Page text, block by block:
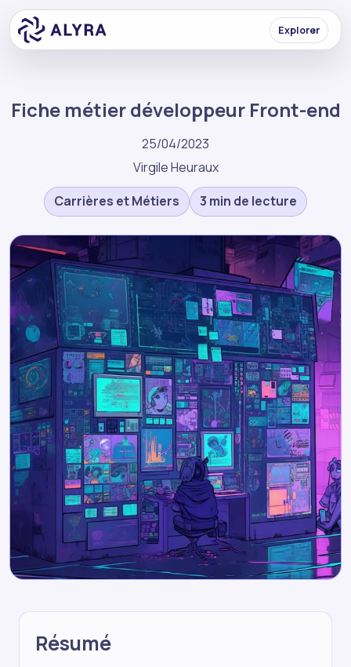
Explorer
Fiche métier développeur Front-end
25/04/2023
Virgile Heuraux
Carrières et Métiers
3 min de lecture
Résumé